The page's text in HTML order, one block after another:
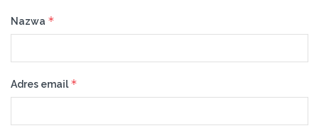
Nazwa *
Adres email*